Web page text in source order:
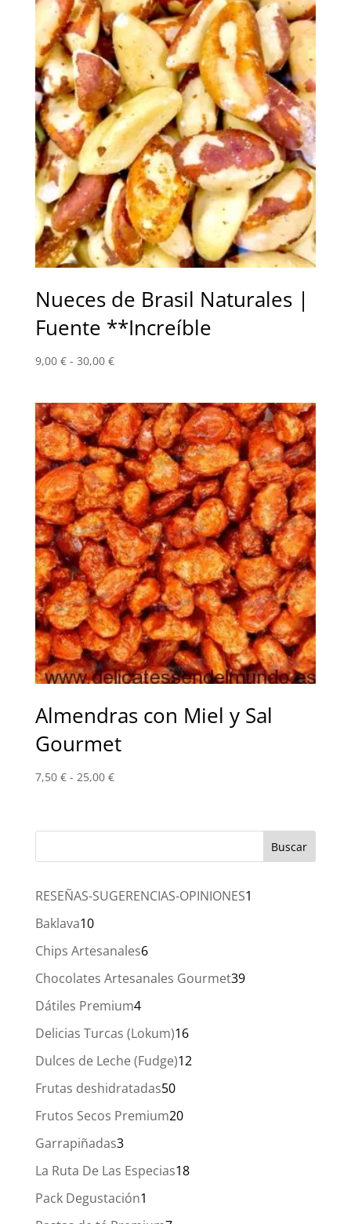
9,00 €
hasta
17,50 €
Nueces de Brasil Naturales |
Fuente **Increíble
9,00 € - 30,00 €Rango
desde
9,00 €
hasta
30,00 €
Almendras con Miel y Sal
Gourmet
7,50 € - 25,00 €Rango
desde
hasta
RESEÑAS-SUGERENCIAS-OPINIONES1
Baklava1010
productos
Chips Artesanales66
productos
Chocolates Artesanales Gourmet3939
Dátiles Premium44
productos
Delicias Turcas (Lokum)1616
productos
Dulces de Leche (Fudge)1212
Frutas deshidratadas5050
productos
Frutos Secos Premium2020
Garrapiñadas33
productos
La Ruta De Las Especias1818
Pack Degustación1
producto